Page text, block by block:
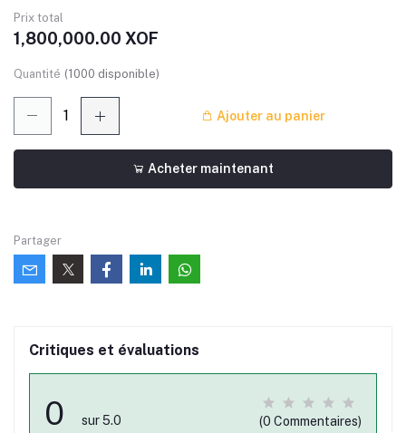
Prix ​​total
1,800,000.00 XOF
Quantité (1000 disponible)
Ajouter au panier
Acheter maintenant
Partager
Critiques et évaluations
0 sur 5.0 (0 Commentaires)